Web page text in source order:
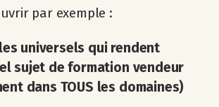
par exemple :
universels qui rendent
sujet de formation vendeur
dans TOUS les domaines)